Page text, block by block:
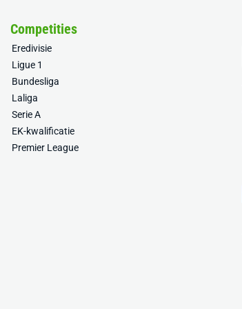
Competities
Eredivisie
Ligue 1
Bundesliga
Laliga
Serie A
EK-kwalificatie
Premier League